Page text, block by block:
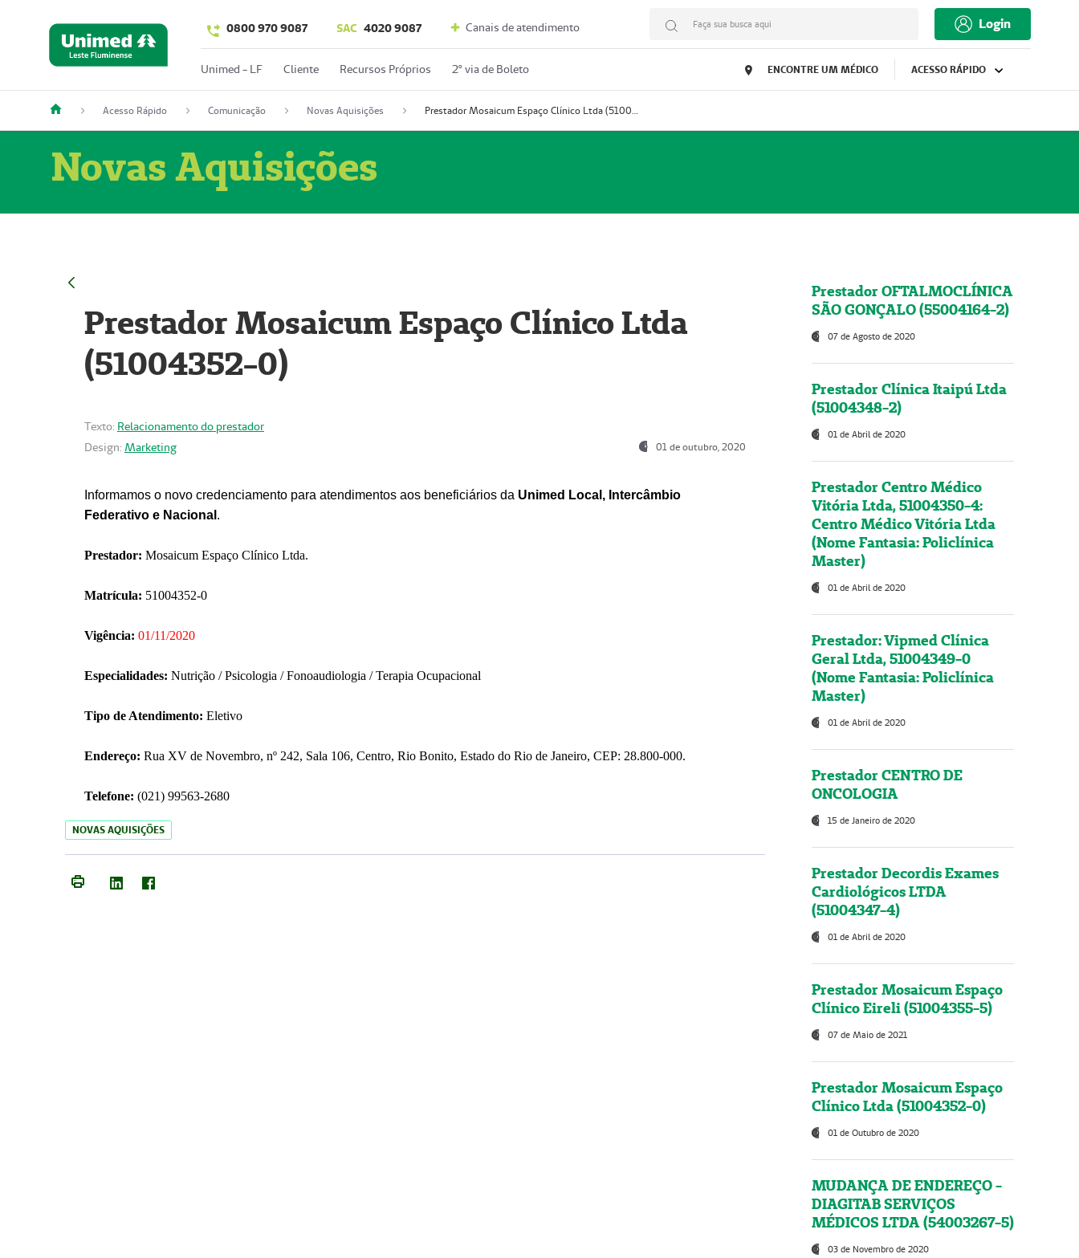
0800 970 9087 SAC 4020 9087 Canais de atendimento Faça sua busca aqui Login
Unimed - LF Cliente Recursos Próprios 2º via de Boleto ENCONTRE UM MÉDICO ACESSO RÁPIDO
Acesso Rápido Comunicação Novas Aquisições Prestador Mosaicum Espaço Clínico Ltda (51004352-0)
Novas Aquisições
Prestador Mosaicum Espaço Clínico Ltda
(51004352-0)
Texto: Relacionamento do prestador
Design: Marketing 01 de outubro, 2020
Informamos o novo credenciamento para atendimentos aos beneficiários da Unimed Local, Intercâmbio
Federativo e Nacional .
Prestador: Mosaicum Espaço Clínico Ltda.
Matrícula: 51004352-0
Vigência: 01/11/2020
Especialidades: Nutrição / Psicologia / Fonoaudiologia / Terapia Ocupacional
Tipo de Atendimento: Eletivo
Endereço: Rua XV de Novembro, nº 242, Sala 106, Centro, Rio Bonito, Estado do Rio de Janeiro, CEP: 28.800-000.
Telefone: (021) 99563-2680
NOVAS AQUISIÇÕES
Prestador OFTALMOCLÍNICA
SÃO GONÇALO (55004164-2)
07 de Agosto de 2020
Prestador Clínica Itaipú Ltda
(51004348-2)
01 de Abril de 2020
Prestador Centro Médico
Vitória Ltda, 51004350-4:
Centro Médico Vitória Ltda
(Nome Fantasia: Policlínica
Master)
01 de Abril de 2020
Prestador: Vipmed Clínica
Geral Ltda, 51004349-0
(Nome Fantasia: Policlínica
Master)
01 de Abril de 2020
Prestador CENTRO DE
ONCOLOGIA
15 de Janeiro de 2020
Prestador Decordis Exames
Cardiológicos LTDA
(51004347-4)
01 de Abril de 2020
Prestador Mosaicum Espaço
Clínico Eireli (51004355-5)
07 de Maio de 2021
Prestador Mosaicum Espaço
Clínico Ltda (51004352-0)
01 de Outubro de 2020
MUDANÇA DE ENDEREÇO -
DIAGITAB SERVIÇOS
MÉDICOS LTDA (54003267-5)
03 de Novembro de 2020